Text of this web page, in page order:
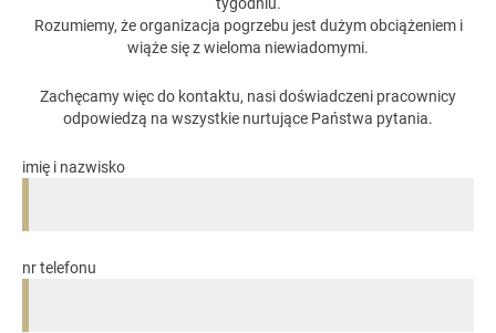
Rozumiemy, że organizacja pogrzebu jest dużym obciążeniem i
wiąże się z wieloma niewiadomymi.
Zachęcamy więc do kontaktu, nasi doświadczeni pracownicy
odpowiedzą na wszystkie nurtujące Państwa pytania.
imię i nazwisko
nr telefonu